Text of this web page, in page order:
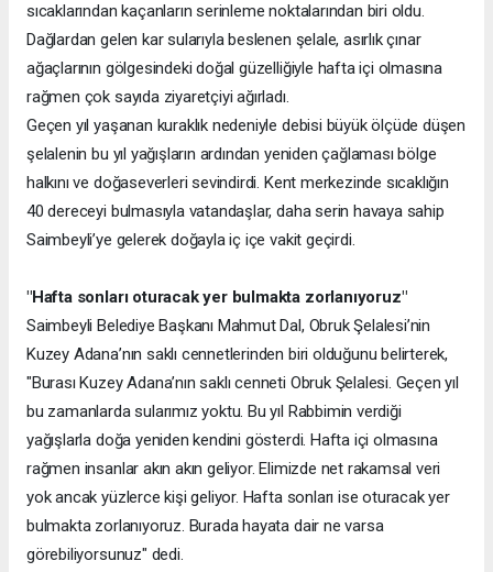
sıcaklarından kaçanların serinleme noktalarından biri oldu.
Dağlardan gelen kar sularıyla beslenen şelale, asırlık çınar
ağaçlarının gölgesindeki doğal güzelliğiyle hafta içi olmasına
rağmen çok sayıda ziyaretçiyi ağırladı.
Geçen yıl yaşanan kuraklık nedeniyle debisi büyük ölçüde düşen
şelalenin bu yıl yağışların ardından yeniden çağlaması bölge
halkını ve doğaseverleri sevindirdi. Kent merkezinde sıcaklığın
40 dereceyi bulmasıyla vatandaşlar, daha serin havaya sahip
Saimbeyli’ye gelerek doğayla iç içe vakit geçirdi.
"Hafta sonları oturacak yer bulmakta zorlanıyoruz"
Saimbeyli Belediye Başkanı Mahmut Dal, Obruk Şelalesi’nin
Kuzey Adana’nın saklı cennetlerinden biri olduğunu belirterek,
"Burası Kuzey Adana’nın saklı cenneti Obruk Şelalesi. Geçen yıl
bu zamanlarda sularımız yoktu. Bu yıl Rabbimin verdiği
yağışlarla doğa yeniden kendini gösterdi. Hafta içi olmasına
rağmen insanlar akın akın geliyor. Elimizde net rakamsal veri
yok ancak yüzlerce kişi geliyor. Hafta sonları ise oturacak yer
bulmakta zorlanıyoruz. Burada hayata dair ne varsa
görebiliyorsunuz" dedi.